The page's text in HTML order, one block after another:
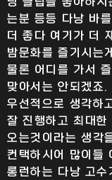
는분 등등 다낭 바
더 좋다 여기가 더
밤문화를 즐기시는
물론 어디를 가서
맞아서는 안되겠죠
우선적으로 생각하
잘 진행하고 최대
오는것이라는 생각
컨택하시어 많이들
롱런하는 다낭 고